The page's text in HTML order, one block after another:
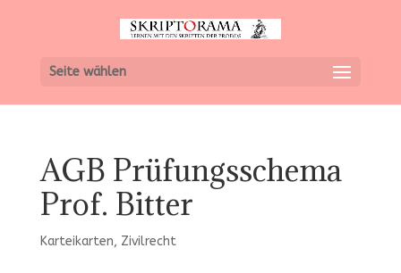
Seite wählen
AGB Prüfungsschema
Prof. Bitter
Karteikarten, Zivilrecht